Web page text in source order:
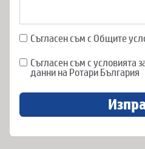
Съгласен съм с Общите
Съгласен съм с условията
данни на Ротари България